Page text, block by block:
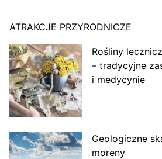
ATRAKCJE PRZYRODNICZE
Rośliny
– tradycyjne
i medycynie
Geologiczne
moreny